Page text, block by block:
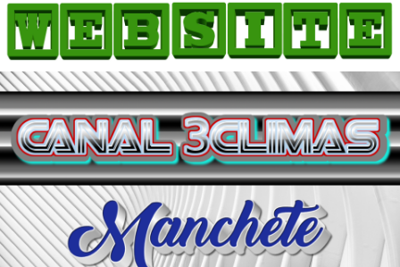
HOME
COMO ANUNCIAR
JORNAIS DO BRASIL
PODCAST/NOTÍCIAS
AS NOTÍCIAS DO DIA
ACONTECEU...VIROU MANCHETE!